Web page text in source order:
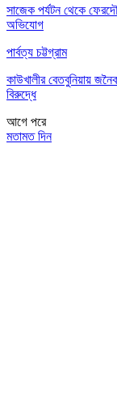
সাজেক পর্যটন থেকে
অভিযোগ
পার্বত্য চট্টগ্রাম
কাউখালীর বেতবুনিয়ায়
বিরুদ্ধে
আগে পরে
মতামত দিন